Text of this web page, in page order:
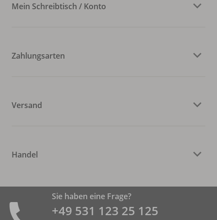
Mein Schreibtisch / Konto
Zahlungsarten
Versand
Handel
Sie haben eine Frage?
+49 531 ­123 25 125